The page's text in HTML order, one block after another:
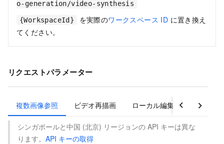
o-generation/video-synthesis
{WorkspaceId} を実際のワークスペース ID に置き換え
てください。
リクエストパラメーター
複数画像参照 ビデオ再描画 ローカル編集 ビデオ拡
シンガポールと中国 (北京) リージョンの API キーは異な
ります。 API キーの取得